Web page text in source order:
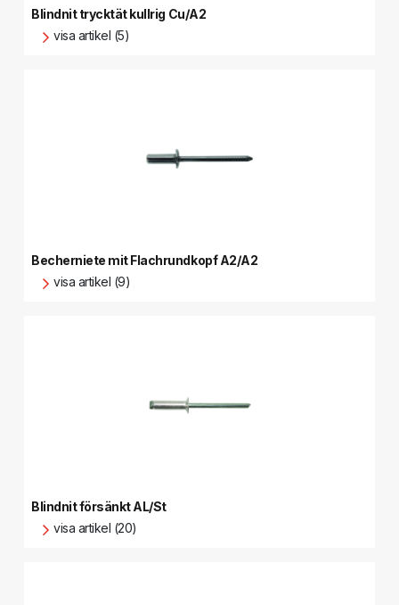
Blindnit trycktät kullrig Cu/A2
visa artikel (5)
Becherniete mit Flachrundkopf A2/A2
visa artikel (9)
Blindnit försänkt AL/St
visa artikel (20)